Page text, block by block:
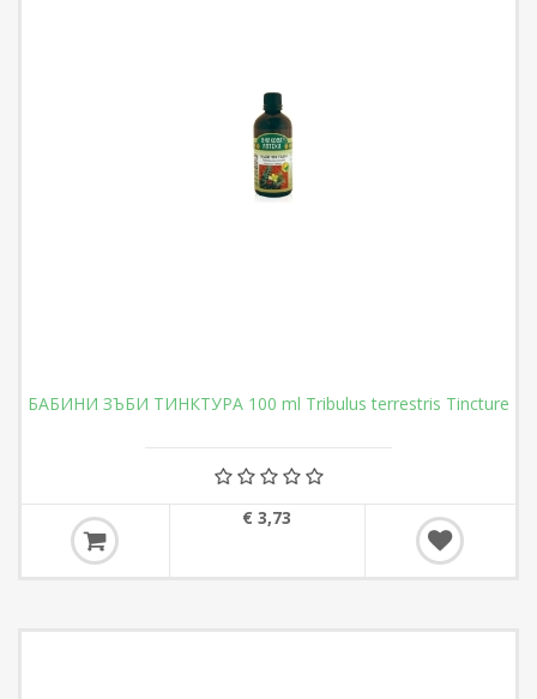
БАБИНИ ЗЪБИ ТИНКТУРА 100 ml Tribulus terrestris Tincture
€ 3,73